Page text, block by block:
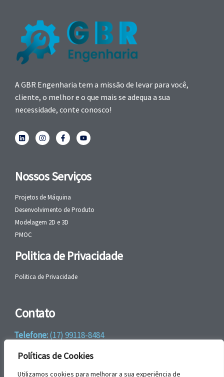
Políticas de Cookies
Utilizamos cookies para melhorar a sua experiência de
A GBR Engenharia tem a missão de levar para você,
cliente, o melhor e o que mais se adequa a sua
necessidade, conte conosco!
Nossos Serviços
Projetos de Máquina
Desenvolvimento de Produto
Modelagem 2D e 3D
PMOC
Politica de Privacidade
Politica de Privacidade
Contato
Telefone:(17) 99118-8484
WhatsApp:+55 (17) 99118-8484
email:faleconosco@gbrengenharia.com